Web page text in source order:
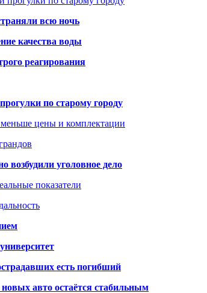
всю ночь
качества воды
реагирования
по старому городу
цены и комплектации
уголовное дело
показатели
есть погибший
авто остаётся стабильным